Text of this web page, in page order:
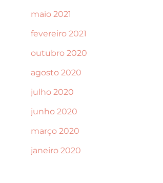
maio 2021
fevereiro 2021
outubro 2020
agosto 2020
julho 2020
junho 2020
março 2020
janeiro 2020